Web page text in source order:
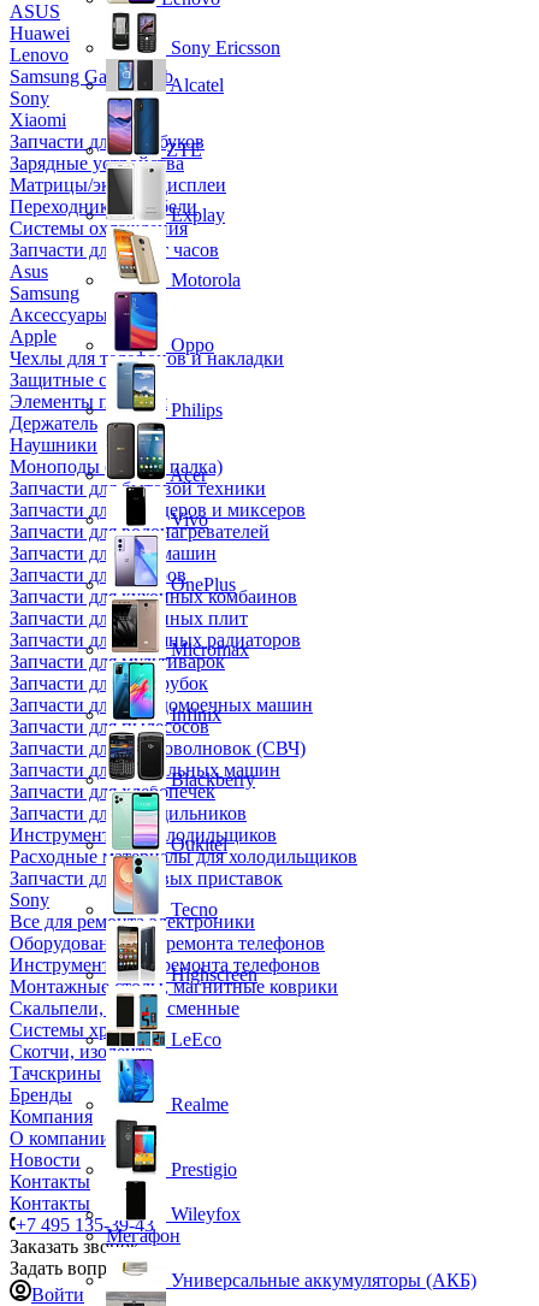
ASUS
Huawei
Lenovo
Samsung Galaxy Tab
Sony
Xiaomi
Запчасти для ноутбуков
Зарядные устройства
Матрицы/экраны/дисплеи
Переходники и кабели
Системы охлаждения
Запчасти для смарт часов
Asus
Samsung
Аксессуары
Apple
Чехлы для телефонов и накладки
Защитные стекла
Элементы питания
Держатель
Наушники
Моноподы (Селфи палка)
Запчасти для бытовой техники
Запчасти для блендеров и миксеров
Запчасти для водонагревателей
Запчасти для кофемашин
Запчасти для кулеров
Запчасти для кухонных комбаинов
Запчасти для кухонных плит
Запчасти для масляных радиаторов
Запчасти для мультиварок
Запчасти для мясорубок
Запчасти для посудомоечных машин
Запчасти для пылесосов
Запчасти для микроволновок (СВЧ)
Запчасти для стиральных машин
Запчасти для хлебопечек
Запчасти для холодильников
Инструмент для холодильщиков
Расходные материалы для холодильщиков
Запчасти для игровых приставок
Sony
Все для ремонта электроники
Оборудование для ремонта телефонов
Инструменты для ремонта телефонов
Монтажные столы, магнитные коврики
Скальпели, лезвия сменные
Системы хранения
Скотчи, изолента
Тачскрины
Бренды
Компания
О компании
Новости
Контакты
Контакты
+7 495 135-39-43
Заказать звонок
Задать вопрос
Войти
Sony Ericsson
Alcatel
ZTE
Explay
Motorola
Oppo
Philips
Acer
Vivo
OnePlus
Micromax
Infinix
Blackberry
Oukitel
Tecno
Highscreen
LeEco
Realme
Prestigio
Wileyfox
Мегафон
Универсальные аккумуляторы (АКБ)